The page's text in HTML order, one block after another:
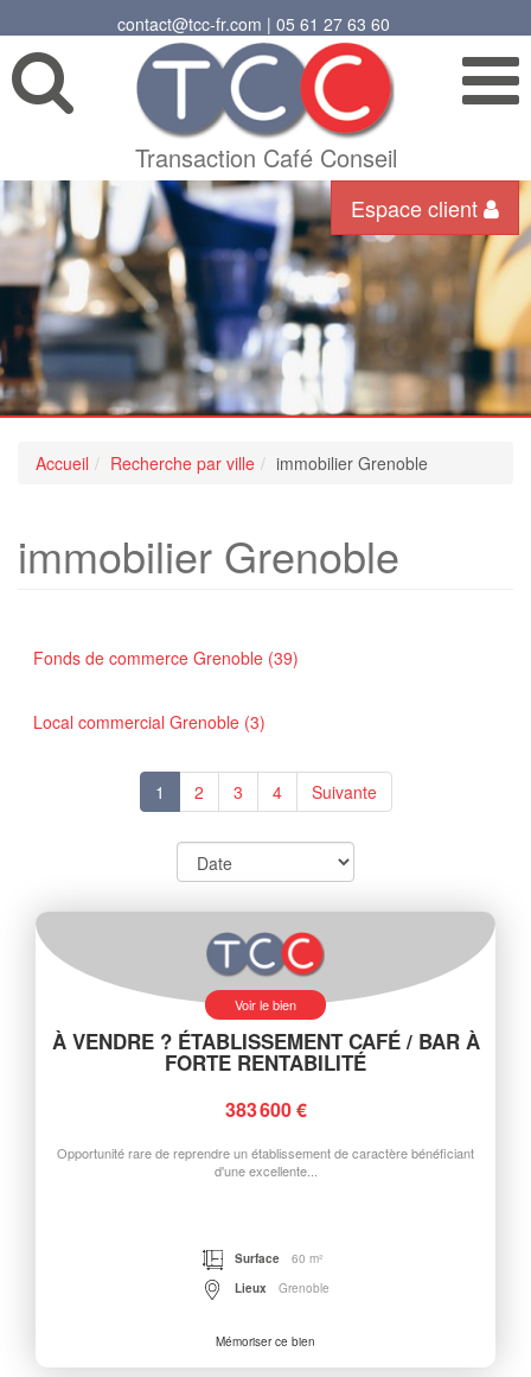
contact@tcc-fr.com | 05 61 27 63 60
Transaction Café Conseil
Espace client
Accueil Recherche par ville immobilier Grenoble
immobilier Grenoble
Fonds de commerce Grenoble (39)
Local commercial Grenoble (3)
1 2 3 4 Suivante
Voir le bien
À VENDRE ? ÉTABLISSEMENT CAFÉ / BAR À
FORTE RENTABILITÉ
383 600 €
Opportunité rare de reprendre un établissement de caractère bénéficiant
d'une excellente...
Surface
60 m²
Lieux
Grenoble
Mémoriser ce bien